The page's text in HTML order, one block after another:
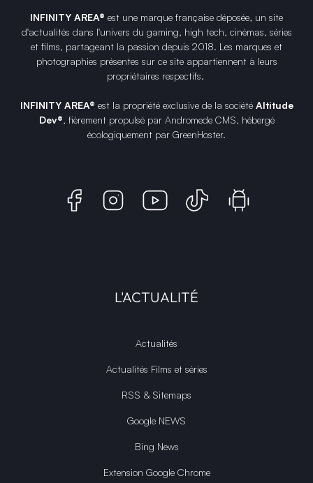
INFINITY AREA® est une marque française déposée, un site
d'actualités dans l'univers du gaming, high tech, cinémas, séries
et films, partageant la passion depuis 2018. Les marques et
photographies présentes sur ce site appartiennent à leurs
propriétaires respectifs.
INFINITY AREA® est la propriété exclusive de la société Altitude
Dev®, fièrement propulsé par Andromede CMS, hébergé
écologiquement par GreenHoster.
L'ACTUALITÉ
Actualités
Actualités Films et séries
RSS & Sitemaps
Google NEWS
Bing News
Extension Google Chrome